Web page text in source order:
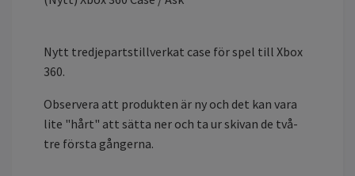
Nytt tredjepartstillverkat case för spel till Xbox
360.
Observera att produkten är ny och det kan vara
lite "hårt" att sätta ner och ta ur skivan de två-
tre första gångerna.